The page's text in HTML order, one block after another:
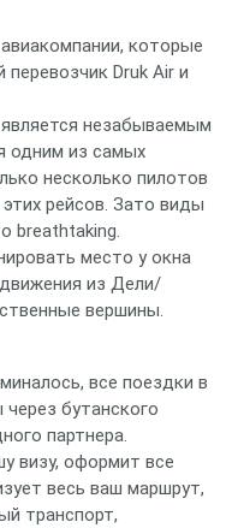
которые
Druk Air и
незабываемым
одним из самых
несколько пилотов
рейсов. Зато виды
breathtaking.
место у окна
из Дели/
вершины.
все поездки в
бутанского
партнера.
визу, оформит все
весь ваш маршрут,
транспорт,